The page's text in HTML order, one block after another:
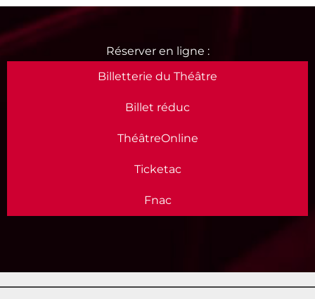
Billetterie du Théâtre
Billet réduc
ThéâtreOnline
Ticketac
Fnac